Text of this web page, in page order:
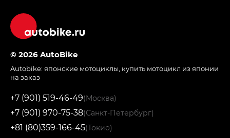
© 2026 AutoBike
Autobike: японские мотоциклы купить мотоцикл из японии
на заказ
+7 (901) 519-46-49(Москва)
+7 (901) 970-75-38(Санкт-Петербург)
+81 (80)359-166-45(Токио)